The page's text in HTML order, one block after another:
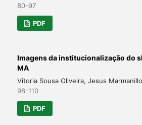
80-97
PDF
Imagens da institucionalização do
MA
Vitoria Sousa Oliveira, Jesus
98-110
PDF